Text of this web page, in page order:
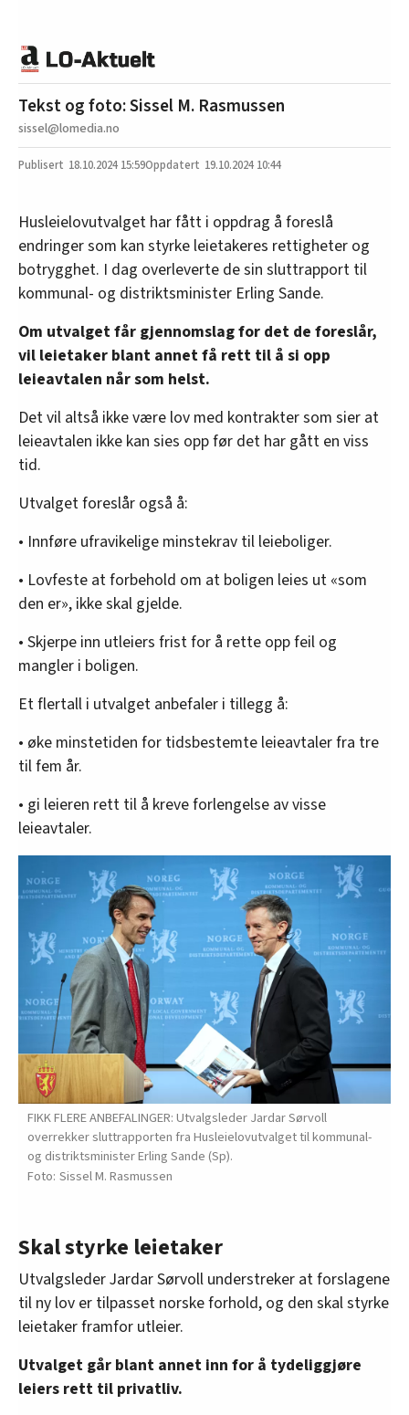
Tekst og foto: Sissel M. Rasmussen
sissel@lomedia.no
18.10.2024 15:59 19.10.2024 10:44
Husleielovutvalget har fått i oppdrag å foreslå
endringer som kan styrke leietakeres rettigheter og
botrygghet. I dag overleverte de sin sluttrapport til
kommunal- og distriktsminister Erling Sande.
Om utvalget får gjennomslag for det de foreslår,
vil leietaker blant annet få rett til å si opp
leieavtalen når som helst.
Det vil altså ikke være lov med kontrakter som sier at
leieavtalen ikke kan sies opp før det har gått en viss
tid.
Utvalget foreslår også å:
• Innføre ufravikelige minstekrav til leieboliger.
• Lovfeste at forbehold om at boligen leies ut «som
den er», ikke skal gjelde.
• Skjerpe inn utleiers frist for å rette opp feil og
mangler i boligen.
Et flertall i utvalget anbefaler i tillegg å:
• øke minstetiden for tidsbestemte leieavtaler fra tre
til fem år.
• gi leieren rett til å kreve forlengelse av visse
leieavtaler.
FIKK FLERE ANBEFALINGER: Utvalgsleder Jardar Sørvoll
overrekker sluttrapporten fra Husleielovutvalget til kommunal-
og distriktsminister Erling Sande (Sp).
Sissel M. Rasmussen
Skal styrke leietaker
Utvalgsleder Jardar Sørvoll understreker at forslagene
til ny lov er tilpasset norske forhold, og den skal styrke
leietaker framfor utleier.
Utvalget går blant annet inn for å tydeliggjøre
leiers rett til privatliv.